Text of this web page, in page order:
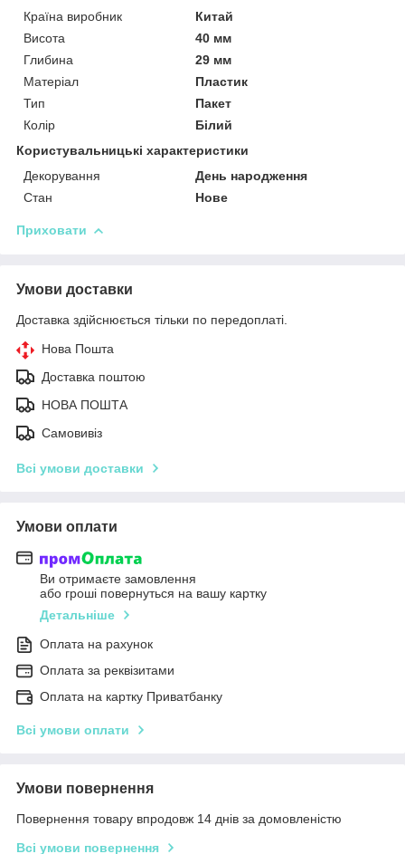
Країна виробник
Китай
Висота
40 мм
Глибина
29 мм
Матеріал
Пластик
Тип
Пакет
Колір
Білий
Користувальницькі характеристики
Декорування
День народження
Стан
Нове
Приховати
Умови доставки
Доставка здійснюється тільки по передоплаті.
Нова Пошта
Доставка поштою
НОВА ПОШТА
Самовивіз
Всі умови доставки
Умови оплати
Ви отримаєте замовлення
або гроші повернуться на вашу картку
Детальніше
Оплата на рахунок
Оплата за реквізитами
Оплата на картку Приватбанку
Всі умови оплати
Умови повернення
Повернення товару впродовж 14 днів за домовленістю
Всі умови повернення